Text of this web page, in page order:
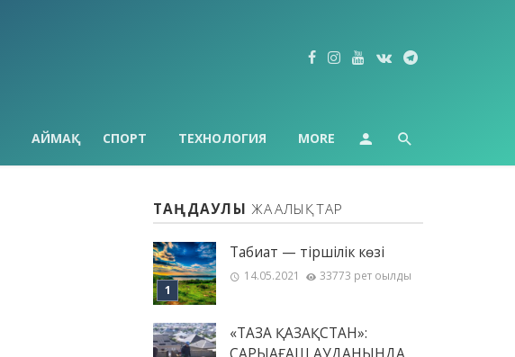
АЙМАҚ СПОРТ ТЕХНОЛОГИЯ MORE
ТАҢДАУЛЫ ЖАҢАЛЫҚТАР
Табиғат — тіршілік көзі
14.05.2021 33773 рет оқылды
«ТАЗА ҚАЗАҚСТАН»: